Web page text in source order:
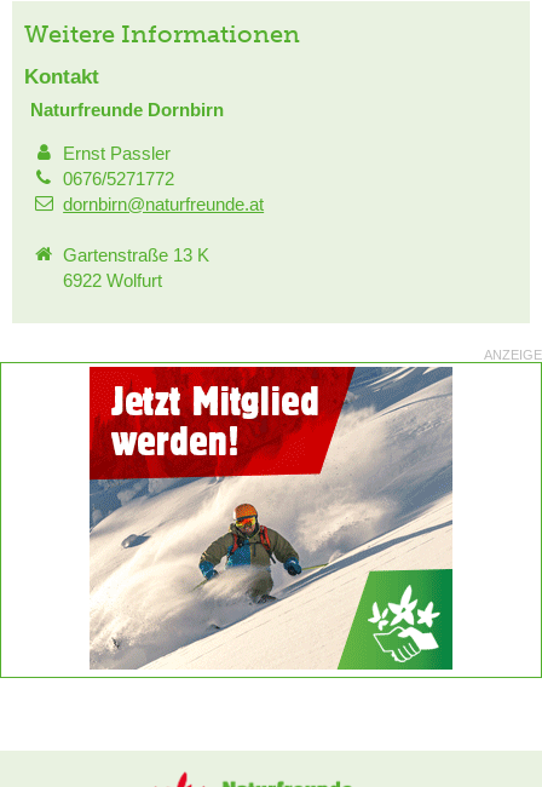
Weitere Informationen
Kontakt
Naturfreunde Dornbirn
Ernst Passler
0676/5271772
dornbirn@naturfreunde.at
Gartenstraße 13 K
6922 Wolfurt
ANZEIGE